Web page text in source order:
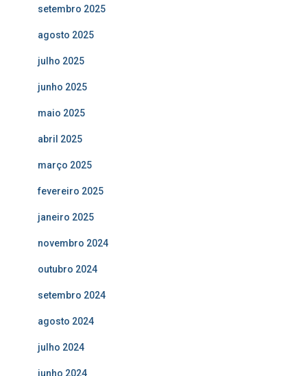
setembro 2025
agosto 2025
julho 2025
junho 2025
maio 2025
abril 2025
março 2025
fevereiro 2025
janeiro 2025
novembro 2024
outubro 2024
setembro 2024
agosto 2024
julho 2024
junho 2024